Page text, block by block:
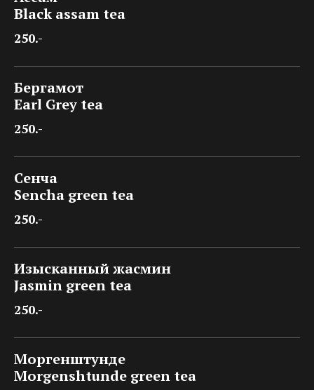
Black assam tea
250.-
Бергамот
Earl Grey tea
250.-
Сенча
Sencha green tea
250.-
Изысканный жасмин
Jasmin green tea
250.-
Моргенштунде
Morgenshtunde green tea